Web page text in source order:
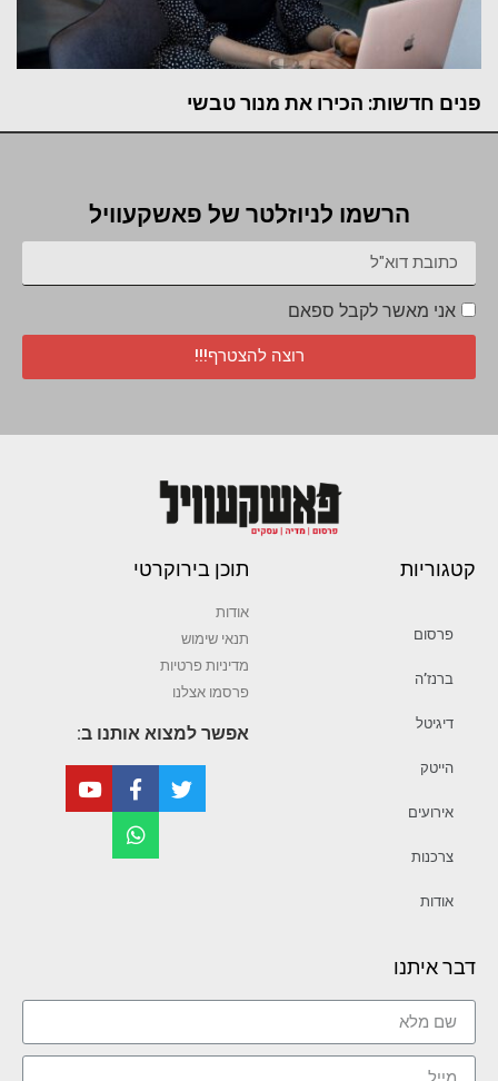
פנים חדשות: הכירו את מנור טבשי
הרשמו לניוזלטר של פאשקעוויל
אני מאשר לקבל ספאם
רוצה להצטרף!!!
קטגוריות
פרסום
ברנז’ה
דיגיטל
הייטק
אירועים
צרכנות
אודות
תוכן בירוקרטי
אודות
תנאי שימוש
מדיניות פרטיות
פרסמו אצלנו
אפשר למצוא אותנו ב:
דבר איתנו